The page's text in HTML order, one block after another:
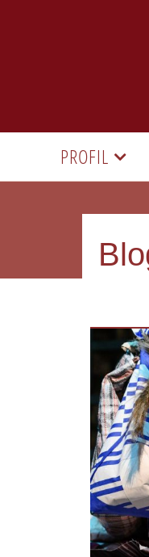
PROFIL